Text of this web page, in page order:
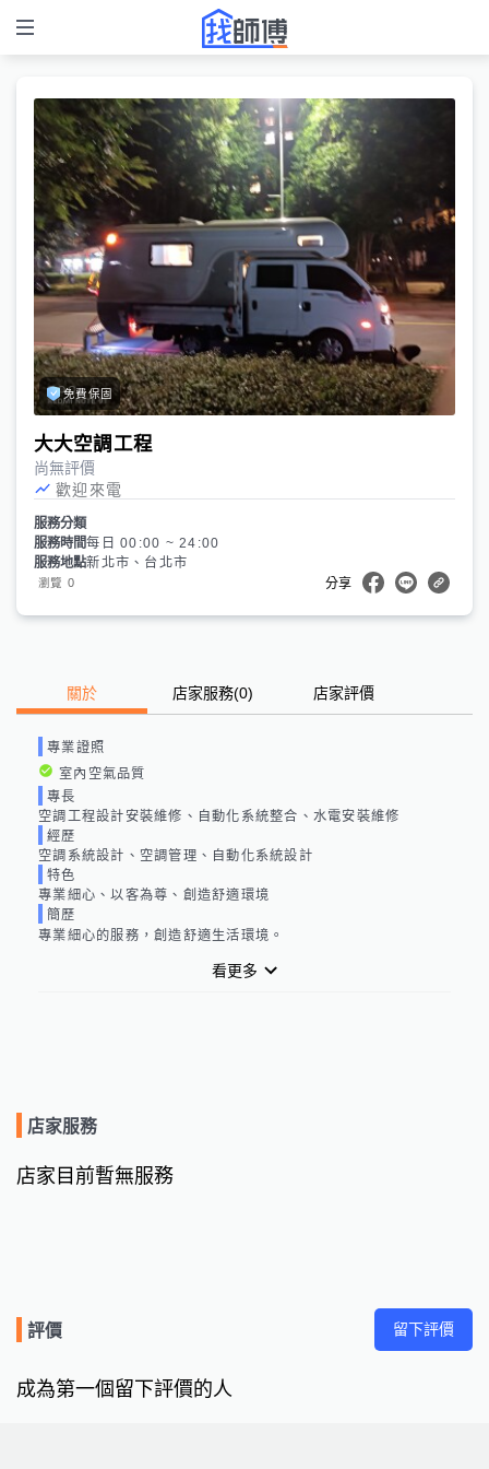
免費保固
大大空調工程
尚無評價
歡迎來電
服務分類
服務時間每日 00:00 ~ 24:00
服務地點新北市、台北市
瀏覽 0 分享
關於 店家服務(0) 店家評價
專業證照
室內空氣品質
專長
空調工程設計安裝維修、自動化系統整合、水電安裝維修
經歷
空調系統設計、空調管理、自動化系統設計
特色
專業細心、以客為尊、創造舒適環境
簡歷
專業細心的服務，創造舒適生活環境。
看更多
店家服務
店家目前暫無服務
評價 留下評價
成為第一個留下評價的人